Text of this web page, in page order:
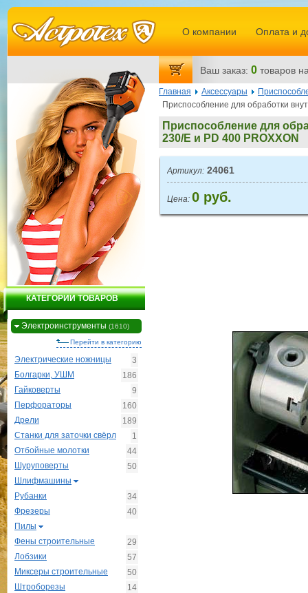
Главная Аксессуары
Приспособление для обработки
Приспособление для
230/E и PD 400 PROXXON
Артикул: 24061
Цена: 0 руб.
КАТЕГОРИИ ТОВАРОВ
Электроинструменты (1610)
Перейти в категорию
Электрические ножницы
3
Болгарки, УШМ
186
Гайковерты
9
Перфораторы
160
Дрели
189
Станки для заточки свёрл
1
Отбойные молотки
44
Шуруповерты
50
Шлифмашины
Рубанки
34
Фрезеры
40
Пилы
Фены строительные
29
Лобзики
57
Миксеры строительные
50
Штроборезы
14
О компании Оплата и
Ваш заказ: 0 товаров